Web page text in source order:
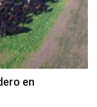
en